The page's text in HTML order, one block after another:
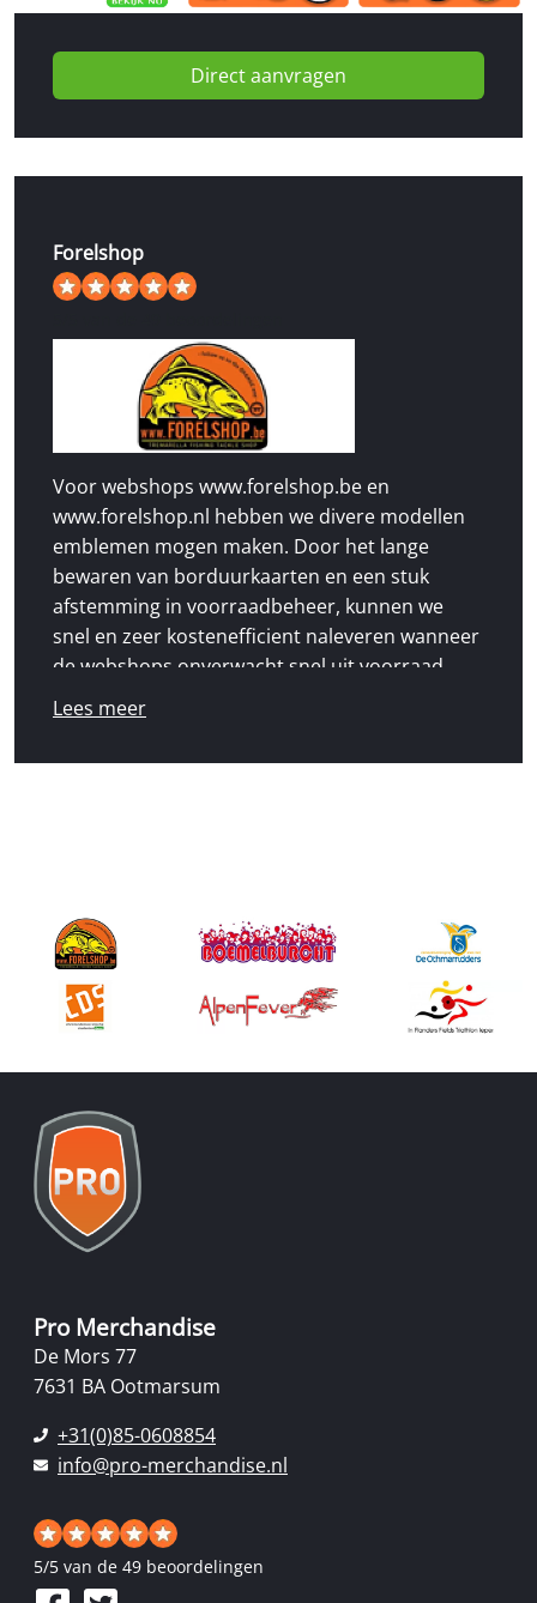
Direct aanvragen
Forelshop
Voor webshops www.forelshop.be en
www.forelshop.nl hebben we divere modellen
emblemen mogen maken. Door het lange
bewaren van borduurkaarten en een stuk
afstemming in voorraadbeheer, kunnen we
snel en zeer kostenefficient naleveren wanneer
de webshops onverwacht snel uit voorraad
lopen.
Lees meer
Pro Merchandise
De Mors 77
7631 BA Ootmarsum
+31(0)85-0608854
info@pro-merchandise.nl
5/5 van de 49 beoordelingen